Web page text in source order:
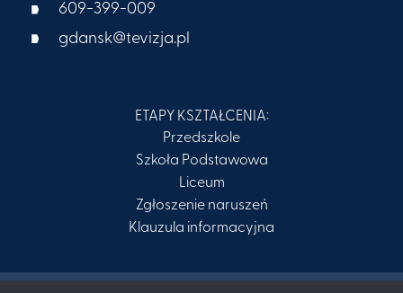
609-399-009​
gdansk@tevizja.pl
ETAPY KSZTAŁCENIA:
Przedszkole
Szkoła Podstawowa
Liceum
Zgłoszenie naruszeń
Klauzula informacyjna